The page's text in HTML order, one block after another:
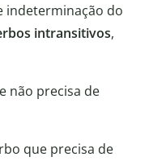
indeterminação do
intransitivos,
não precisa de
que precisa de